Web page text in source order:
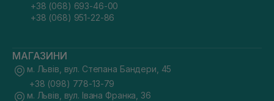
+38 (068) 693-46-00
+38 (068) 951-22-86
МАГАЗИНИ
м. Львів, вул. Степана Бандери, 45
+38 (098) 778-13-79
м. Львів, вул. Івана Франка, 36